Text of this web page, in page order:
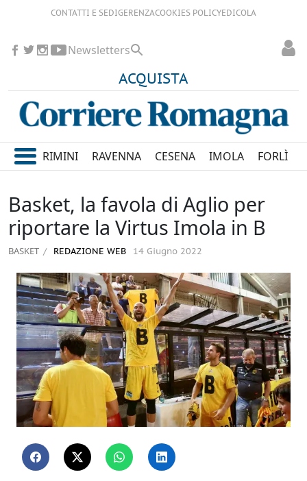
CONTATTI E SEDIGERENZACOOKIES POLICYEDICOLA
ACQUISTA
Newsletters
RIMINI RAVENNA CESENA IMOLA FORLÌ
Basket, la favola di Aglio per
riportare la Virtus Imola in B
BASKET REDAZIONE WEB 14 Giugno 2022